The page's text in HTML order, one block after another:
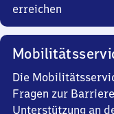
erreichen
Die
Fragen zur
Unterstützung an